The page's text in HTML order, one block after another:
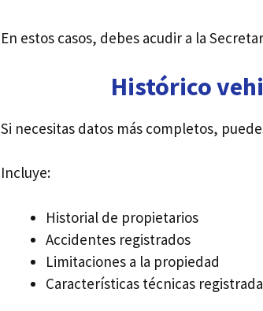
En estos casos, debes acudir a la
Histórico
Si necesitas datos más completos,
Incluye:
Historial de propietarios
Accidentes registrados
Limitaciones a la propiedad
Características técnicas